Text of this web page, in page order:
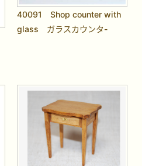
40091 Shop counter with
glass ガラスカウンタ-